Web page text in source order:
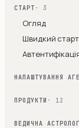
СТАРТ · 3
Огляд
Швидкий старт
НАЛАШТУВАННЯ
ПРОДУКТИ · 12
ВЕДИЧНА